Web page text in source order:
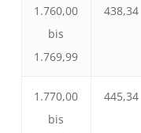
1.760,00
bis
1.769,99
438,34
1.770,00
bis
445,34